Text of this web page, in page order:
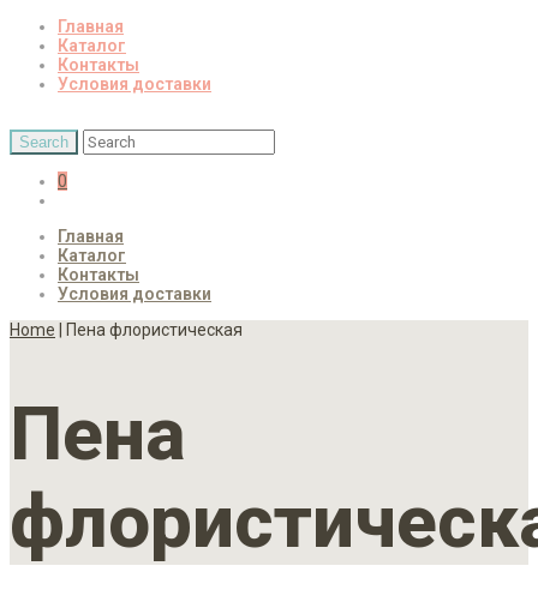
Главная
Каталог
Контакты
Условия доставки
0
Главная
Каталог
Контакты
Условия доставки
Home | Пена флористическая
Пена